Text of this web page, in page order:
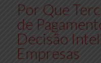
Por Que
de
Decisão
Empresas